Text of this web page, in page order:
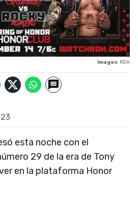
Imagen: ROH
esta noche con el
29 de la era de Tony
en la plataforma Honor